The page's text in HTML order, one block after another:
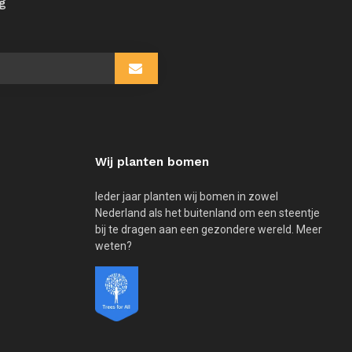
Wij planten bomen
Ieder jaar planten wij bomen in zowel
Nederland als het buitenland om een steentje
bij te dragen aan een gezondere wereld. Meer
weten?